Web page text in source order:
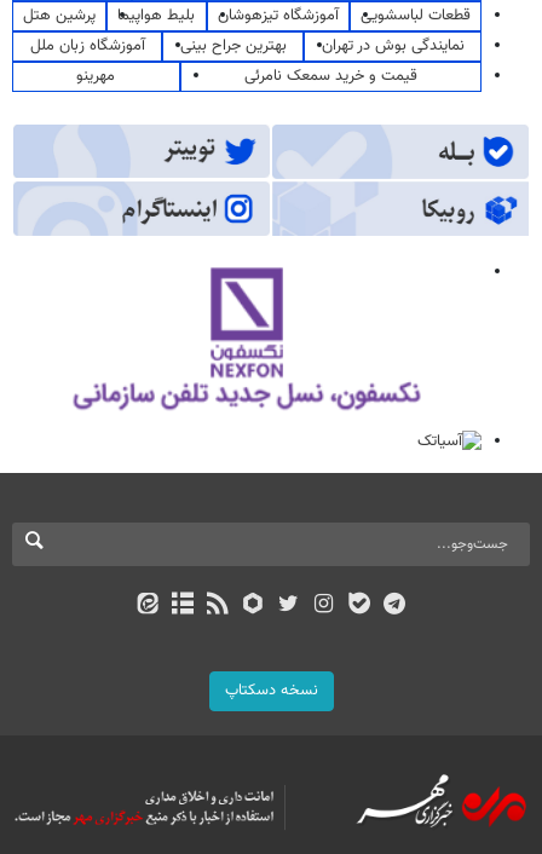
قطعات لباسشویی
آموزشگاه تیزهوشان بلیط هواپیما
پرشین هتل
نمایندگی بوش در تهران
بهترین جراح بینی
آموزشگاه زبان ملل
قیمت و خرید سمعک نامرئی
مهرینو
نسخه دسکتاپ